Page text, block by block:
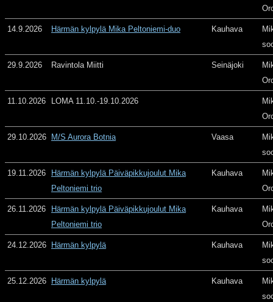
14.9.2026 Härmän kylpylä Mika Peltoniemi-duo Kauhava
29.9.2026 Ravintola Miitti Seinäjoki
11.10.2026 LOMA 11.10.-19.10.2026
29.10.2026 M/S Aurora Botnia Vaasa
19.11.2026
Härmän kylpylä Päiväpikkujoulut Mika
Peltoniemi trio
Kauhava
26.11.2026
Härmän kylpylä Päiväpikkujoulut Mika
Peltoniemi trio
Kauhava
24.12.2026 Härmän kylpylä Kauhava
25.12.2026 Härmän kylpylä Kauhava